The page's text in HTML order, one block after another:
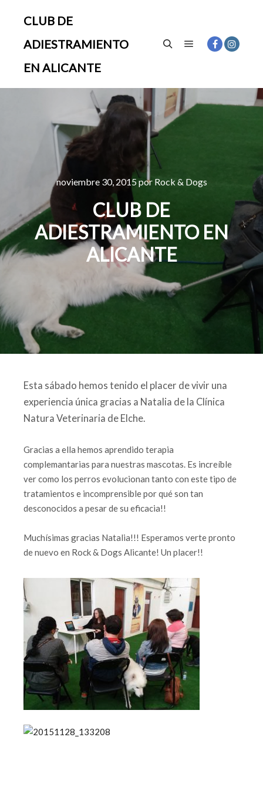
CLUB DE
ADIESTRAMIENTO
EN ALICANTE
noviembre 30, 2015por Rock & Dogs
CLUB DE
ADIESTRAMIENTO EN
ALICANTE
Esta sábado hemos tenido el placer de vivir una
experiencia única gracias a Natalia de la Clínica
Natura Veterinaria de Elche.
Gracias a ella hemos aprendido terapia
complemantarias para nuestras mascotas. Es increíble
ver como los perros evolucionan tanto con este tipo de
tratamientos e incomprensible por qué son tan
desconocidos a pesar de su eficacia!!
Muchísimas gracias Natalia!!! Esperamos verte pronto
de nuevo en Rock & Dogs Alicante! Un placer!!